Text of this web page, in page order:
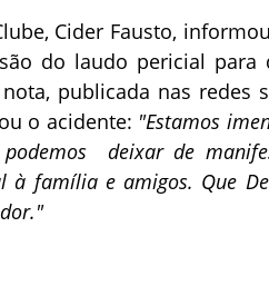
Cider Fausto,
do laudo pericial
publicada nas redes
o acidente: "Estamos
deixar de
à família e amigos. Que